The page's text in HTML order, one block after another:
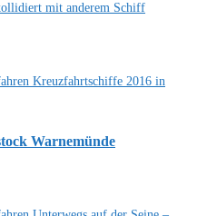
mit anderem Schiff
Warnemünde